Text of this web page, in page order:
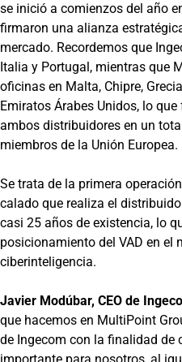
se inició a comienzos del año
firmaron una alianza
mercado. Recordemos que
Italia y Portugal, mientras que
oficinas en Malta, Chipre,
Emiratos Árabes Unidos, lo
ambos distribuidores en un
miembros de la Unión Europea.
Se trata de la primera
calado que realiza el
casi 25 años de existencia, lo
posicionamiento del VAD en el
ciberinteligencia.
Javier Modúbar, CEO de
que hacemos en MultiPoint
de Ingecom con la finalidad de